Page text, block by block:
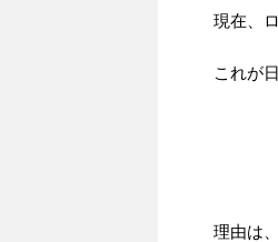
現在、
これが
理由は